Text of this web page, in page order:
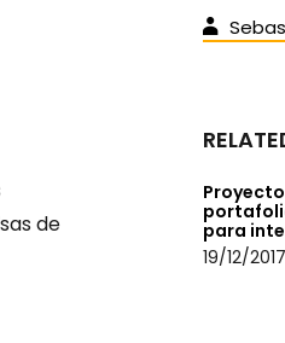
de
para
19/12/2017